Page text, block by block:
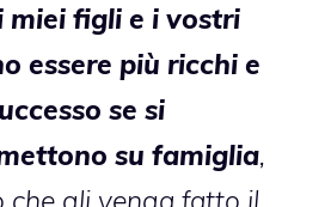
miei figli e i vostri
essere più ricchi e
se si
su famiglia,